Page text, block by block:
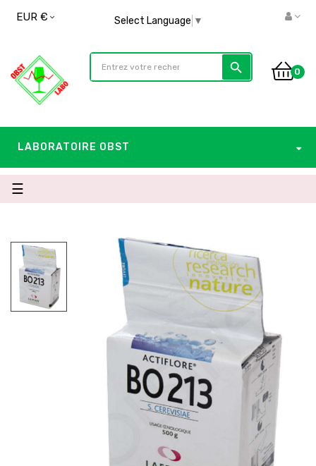
EUR € Select Language ▼
search 0
LABORATOIRE OBST
Basculer
la
☰